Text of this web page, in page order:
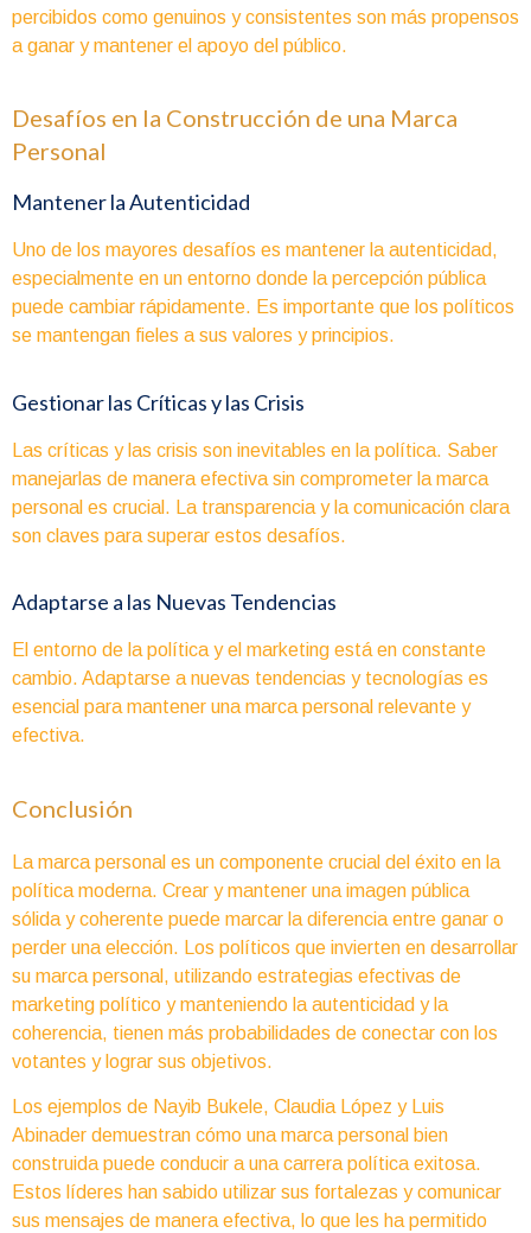
percibidos como genuinos y consistentes son más propensos
a ganar y mantener el apoyo del público.
Desafíos en la Construcción de una Marca
Personal
Mantener la Autenticidad
Uno de los mayores desafíos es mantener la autenticidad,
especialmente en un entorno donde la percepción pública
puede cambiar rápidamente. Es importante que los políticos
se mantengan fieles a sus valores y principios.
Gestionar las Críticas y las Crisis
Las críticas y las crisis son inevitables en la política. Saber
manejarlas de manera efectiva sin comprometer la marca
personal es crucial. La transparencia y la comunicación clara
son claves para superar estos desafíos.
Adaptarse a las Nuevas Tendencias
El entorno de la política y el marketing está en constante
cambio. Adaptarse a nuevas tendencias y tecnologías es
esencial para mantener una marca personal relevante y
efectiva.
Conclusión
La marca personal es un componente crucial del éxito en la
política moderna. Crear y mantener una imagen pública
sólida y coherente puede marcar la diferencia entre ganar o
perder una elección. Los políticos que invierten en desarrollar
su marca personal, utilizando estrategias efectivas de
marketing político y manteniendo la autenticidad y la
coherencia, tienen más probabilidades de conectar con los
votantes y lograr sus objetivos.
Los ejemplos de Nayib Bukele, Claudia López y Luis
Abinader demuestran cómo una marca personal bien
construida puede conducir a una carrera política exitosa.
Estos líderes han sabido utilizar sus fortalezas y comunicar
sus mensajes de manera efectiva, lo que les ha permitido